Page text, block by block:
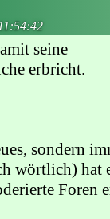
seine
erbricht.
sondern
wörtlich) hat
Foren